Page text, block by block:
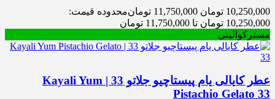
10,250,000 تومان 11,750,000 تومانمحدوده قیمت:
10,250,000 تومان تا 11,750,000 تومان
مسترکوالیتی
عطر کایالی یام پیستاچیو جلاتو 33 | Kayali Yum
Pistachio Gelato 33